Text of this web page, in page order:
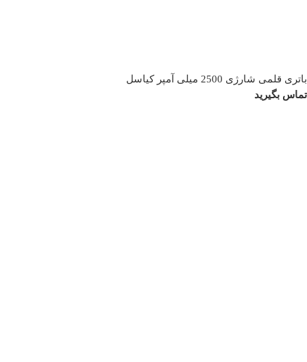
باتری قلمی شارژی 2500 میلی آمپر کیاسل
تماس بگیرید